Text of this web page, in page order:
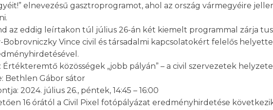
elnevezésű gasztroprogramot, ahol az ország vármegyéire
az eddig leírtakon túl július 26-án két kiemelt programmal zárja
Bobrovniczky Vince civil és társadalmi kapcsolatokért felelős
közösségek „jobb pályán” – a civil szervezetek
Bethlen Gábor sátor
2024. július 26., péntek, 14:45 – 16:00
16 órától a Civil Pixel fotópályázat eredményhirdetése